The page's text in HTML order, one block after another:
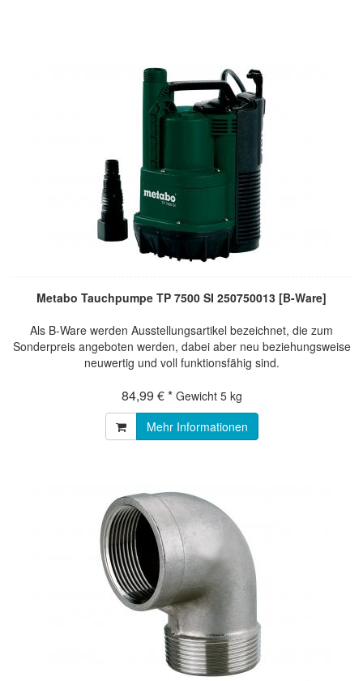
Metabo Tauchpumpe TP 7500 SI 250750013 [B-Ware]
Als B-Ware werden Ausstellungsartikel bezeichnet, die zum
Sonderpreis angeboten werden, dabei aber neu beziehungsweise
neuwertig und voll funktionsfähig sind.
84,99 € * Gewicht 5 kg
Mehr Informationen